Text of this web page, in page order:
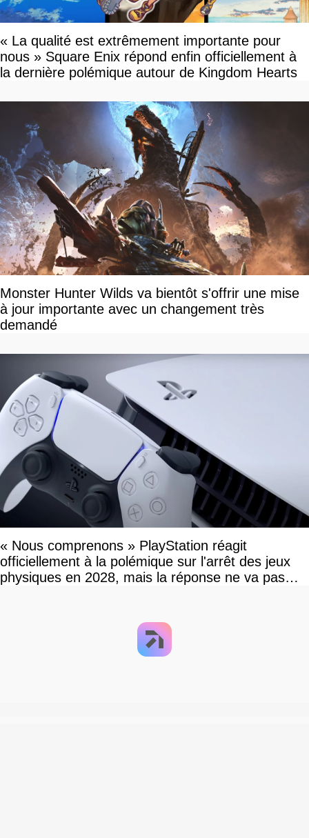
« La qualité est extrêmement importante pour
nous » Square Enix répond enfin officiellement à
la dernière polémique autour de Kingdom Hearts
Monster Hunter Wilds va bientôt s'offrir une mise
à jour importante avec un changement très
demandé
« Nous comprenons » PlayStation réagit
officiellement à la polémique sur l'arrêt des jeux
physiques en 2028, mais la réponse ne va pas